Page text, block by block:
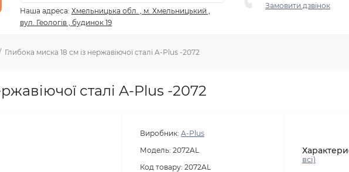
Наша адреса: Хмельницька обл. , м. Хмельницький ,
вул. Геологів , будинок 19
Замовити дзвінок
Глибока миска 18 см із нержавіючої сталі A-Plus -2072
сталі A-Plus -2072
Виробник: A-Plus
Модель: 2072AL
Код товару: 2072AL
всі)